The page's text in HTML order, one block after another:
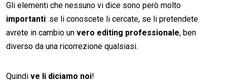
Gli elementi che nessuno vi dice sono però molto
importanti: se li conoscete li cercate, se li pretendete
avrete in cambio un vero editing professionale, ben
diverso da una ricorrezione qualsiasi.
Quindi ve li diciamo noi!